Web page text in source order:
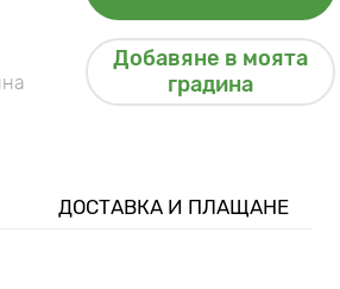
Добавяне в моята
градина
ДОСТАВКА И ПЛАЩАНЕ